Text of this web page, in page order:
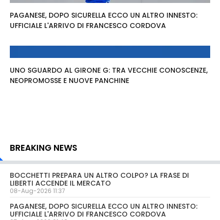
PAGANESE, DOPO SICURELLA ECCO UN ALTRO INNESTO:
UFFICIALE L'ARRIVO DI FRANCESCO CORDOVA
UNO SGUARDO AL GIRONE G: TRA VECCHIE CONOSCENZE,
NEOPROMOSSE E NUOVE PANCHINE
BREAKING NEWS
BOCCHETTI PREPARA UN ALTRO COLPO? LA FRASE DI
LIBERTI ACCENDE IL MERCATO
08-Aug-2026 11:37
PAGANESE, DOPO SICURELLA ECCO UN ALTRO INNESTO:
UFFICIALE L'ARRIVO DI FRANCESCO CORDOVA